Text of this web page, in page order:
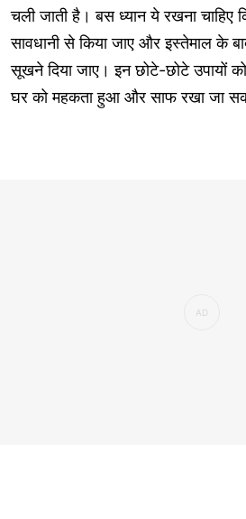
चली जाती है। बस ध्यान ये रखना चाहिए
सावधानी से किया जाए और इस्तेमाल के
सूखने दिया जाए। इन छोटे-छोटे उपायों
घर को महकता हुआ और साफ रखा जा